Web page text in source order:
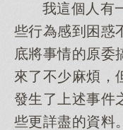
我這個人有
些行為感到困惑
底將事情的原委
來了不少麻煩，
發生了上述事件
些更詳盡的資料